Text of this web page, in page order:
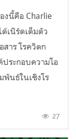
งนี้คือ Charlie
เนิร์ดเต็มตัว
าร โรควิตก
ประกอบความโอ
พันธ์ในเชิงโร
27